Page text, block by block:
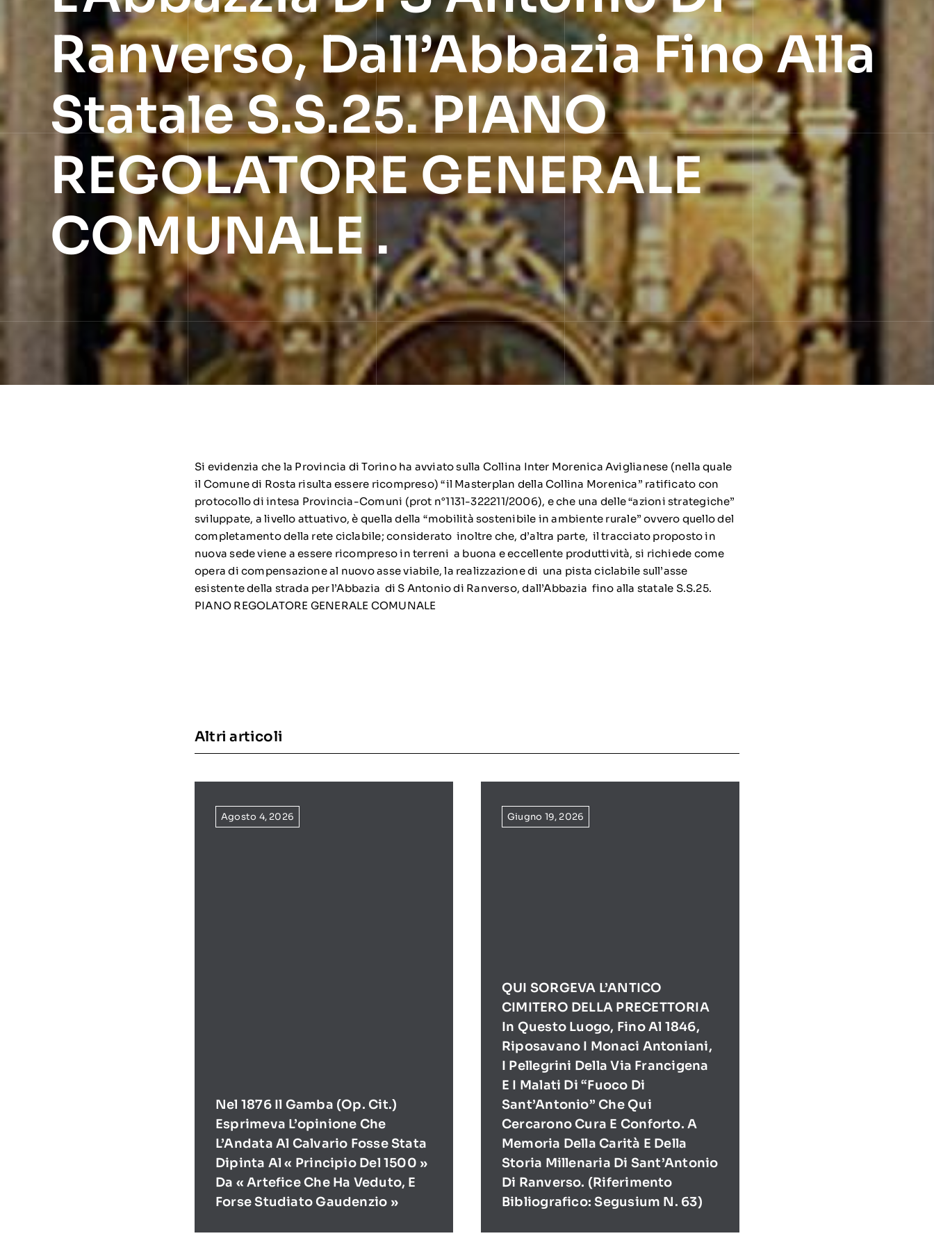
Ranverso, Dall’Abbazia Fino Alla
Statale S.S.25. PIANO
REGOLATORE GENERALE
COMUNALE .
Si evidenzia che la Provincia di Torino ha avviato sulla Collina Inter Morenica Aviglianese (nella quale
il Comune di Rosta risulta essere ricompreso) “il Masterplan della Collina Morenica” ratificato con
protocollo di intesa Provincia-Comuni (prot n°1131-322211/2006), e che una delle “azioni strategiche”
sviluppate, a livello attuativo, è quella della “mobilità sostenibile in ambiente rurale” ovvero quello del
completamento della rete ciclabile; considerato inoltre che, d’altra parte, il tracciato proposto in
nuova sede viene a essere ricompreso in terreni a buona e eccellente produttività, si richiede come
opera di compensazione al nuovo asse viabile, la realizzazione di una pista ciclabile sull’asse
esistente della strada per l’Abbazia di S Antonio di Ranverso, dall’Abbazia fino alla statale S.S.25.
PIANO REGOLATORE GENERALE COMUNALE
Altri articoli
Agosto 4, 2026
Nel 1876 Il Gamba (op. Cit.)
Esprimeva L’opinione Che
L’Andata Al Calvario Fosse Stata
Dipinta Al « Principio Del 1500 »
Da « Artefice Che Ha Veduto, E
Forse Studiato Gaudenzio »
Giugno 19, 2026
QUI SORGEVA L’ANTICO
CIMITERO DELLA PRECETTORIA
In Questo Luogo, Fino Al 1846,
Riposavano I Monaci Antoniani,
I Pellegrini Della Via Francigena
E I Malati Di “Fuoco Di
Sant’Antonio” Che Qui
Cercarono Cura E Conforto. A
Memoria Della Carità E Della
Storia Millenaria Di Sant’Antonio
Di Ranverso. (Riferimento
Bibliografico: Segusium N. 63)